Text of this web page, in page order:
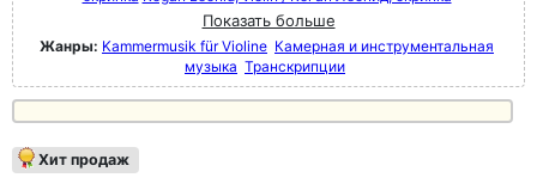
Показать больше
Жанры: Kammermusik für Violine Камерная и инструментальная
музыка Транскрипции
Хит продаж